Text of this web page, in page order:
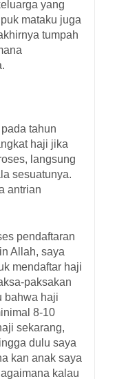
yang
mataku juga
tumpah
tahun
haji jika
langsung
sesuatunya.
antrian
pendaftaran
Allah, saya
mendaftar haji
paksakan
bahwa haji
8-10
sekarang,
dulu saya
kan anak saya
kalau